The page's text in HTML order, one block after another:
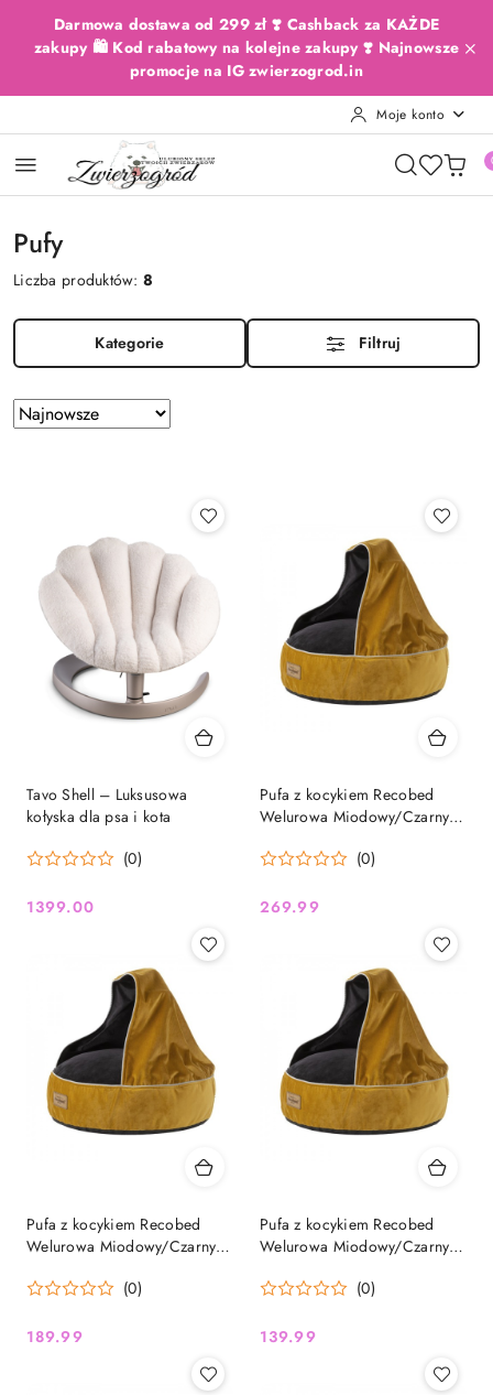
Przejdź do treści głównej
Przejdź do wyszukiwarki
Przejdź do moje konto
Przejdź do menu głównego
Przejdź do stopki
Darmowa dostawa od 299 zł ❣️ Cashback za KAŻDE
zakupy 🛍️ Kod rabatowy na kolejne zakupy ❣️ Najnowsze
promocje na IG zwierzogrod.in
Moje konto
Pufy
Liczba produktów:8
Kategorie Filtruj
Zastosowano
sortowanie:
Sortuj
według
Tavo Shell – Luksusowa
kołyska dla psa i kota
(0)
Cena:
1399.00
Pufa z kocykiem Recobed
Welurowa Miodowy/Czarny –
(0)
Cena:
269.99
Pufa z kocykiem Recobed
Welurowa Miodowy/Czarny –
(0)
Cena:
189.99
Pufa z kocykiem Recobed
Welurowa Miodowy/Czarny –
(0)
Cena:
139.99